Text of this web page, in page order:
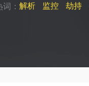
： 解析 监控 劫持